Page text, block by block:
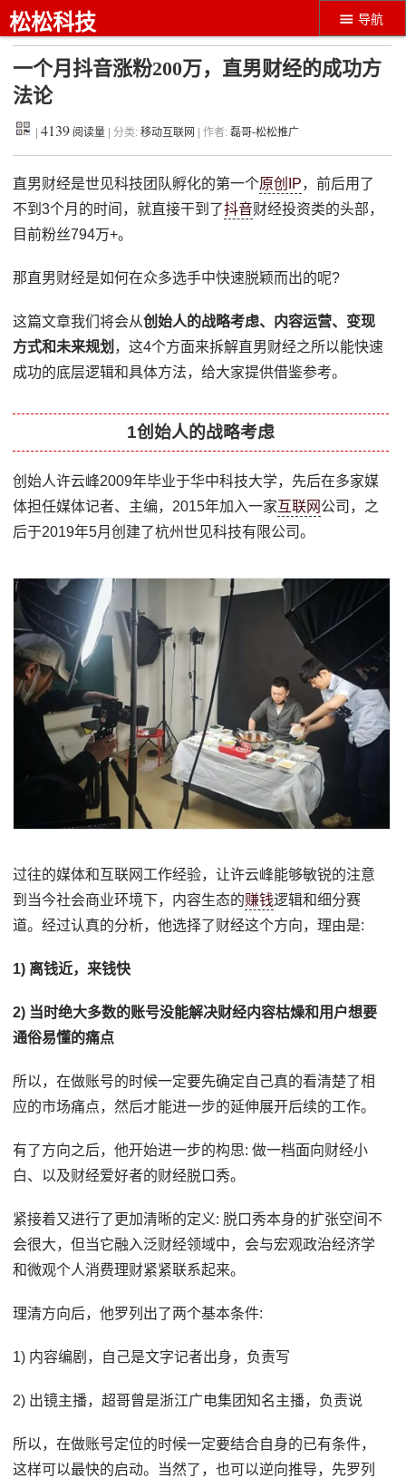
导航
松松科技
一个月抖音涨粉200万，直男财经的成功方
法论
|4139 阅读量 | 分类:移动互联网 | 作者:磊哥-松松推广
直男财经是世见科技团队孵化的第一个原创IP，前后用了
不到3个月的时间，就直接干到了抖音财经投资类的头部，
目前粉丝794万+。
那直男财经是如何在众多选手中快速脱颖而出的呢?
这篇文章我们将会从创始人的战略考虑、内容运营、变现
方式和未来规划 ，这4个方面来拆解直男财经之所以能快速
成功的底层逻辑和具体方法，给大家提供借鉴参考。
1创始人的战略考虑
创始人许云峰2009年毕业于华中科技大学，先后在多家媒
体担任媒体记者、主编，2015年加入一家互联网 公司，之
后于2019年5月创建了杭州世见科技有限公司。
过往的媒体和互联网工作经验，让许云峰能够敏锐的注意
到当今社会商业环境下，内容生态的赚钱逻辑和细分赛
道。经过认真的分析，他选择了财经这个方向，理由是:
1) 离钱近，来钱快
2) 当时绝大多数的账号没能解决财经内容枯燥和用户想要
通俗易懂的痛点
所以，在做账号的时候一定要先确定自己真的看清楚了相
应的市场痛点，然后才能进一步的延伸展开后续的工作。
有了方向之后，他开始进一步的构思: 做一档面向财经小
白、以及财经爱好者的财经脱口秀。
紧接着又进行了更加清晰的定义: 脱口秀本身的扩张空间不
会很大，但当它融入泛财经领域中，会与宏观政治经济学
和微观个人消费理财紧紧联系起来。
理清方向后，他罗列出了两个基本条件:
1) 内容编剧，自己是文字记者出身，负责写
2) 出镜主播，超哥曾是浙江广电集团知名主播，负责说
所以，在做账号定位的时候一定要结合自身的已有条件，
这样可以最快的启动。当然了，也可以逆向推导，先罗列